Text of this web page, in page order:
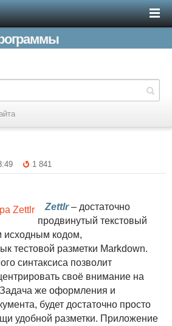
1 841
Zettlr– достаточно
продвинутый текстовый
исходным кодом,
тестовой разметки Markdown.
синтаксиса позволит
своё внимание на
же оформления и
будет достаточно просто
удобной разметки. Приложение